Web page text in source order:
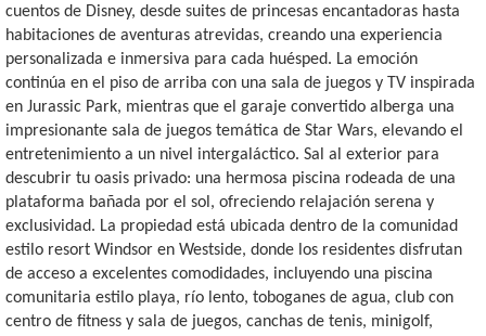
cuentos de Disney, desde suites de princesas encantadoras hasta
habitaciones de aventuras atrevidas, creando una experiencia
personalizada e inmersiva para cada huésped. La emoción
continúa en el piso de arriba con una sala de juegos y TV inspirada
en Jurassic Park, mientras que el garaje convertido alberga una
impresionante sala de juegos temática de Star Wars, elevando el
entretenimiento a un nivel intergaláctico. Sal al exterior para
descubrir tu oasis privado: una hermosa piscina rodeada de una
plataforma bañada por el sol, ofreciendo relajación serena y
exclusividad. La propiedad está ubicada dentro de la comunidad
estilo resort Windsor en Westside, donde los residentes disfrutan
de acceso a excelentes comodidades, incluyendo una piscina
comunitaria estilo playa, río lento, toboganes de agua, club con
centro de fitness y sala de juegos, canchas de tenis, minigolf,